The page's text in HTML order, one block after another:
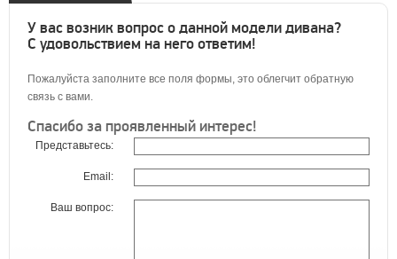
У вас возник вопрос о данной модели дивана?
С удовольствием на него ответим!
Пожалуйста заполните все поля формы, это облегчит обратную
связь с вами.
Спасибо за проявленный интерес!
Представьтесь:
Email:
Ваш вопрос: